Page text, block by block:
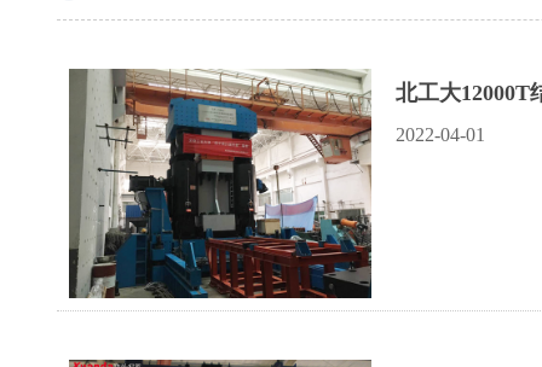
北工大12000T
2022-04-01